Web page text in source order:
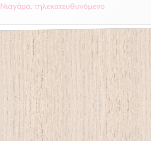
Νιαγάρα, τηλεκατευθυνόμενο